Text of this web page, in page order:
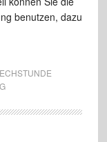
benutzen, dazu